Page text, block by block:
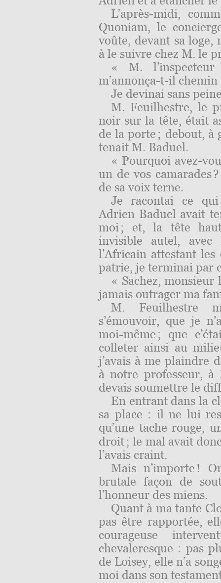
L’après-midi,
Quoniam, le
voûte, devant sa loge,
à le suivre chez M. le
« M.
m’annonça-t-il chemin
Je devinai sans
M. Feuilhestre, le
noir sur la tête, était
de la porte ; debout, à
tenait M. Baduel.
« Pourquoi avez-
un de vos camarades
de sa voix terne.
Je racontai ce qui
Adrien Baduel avait
moi ; et, la tête
invisible autel, avec
l’Africain attestant
patrie, je terminai par
« Sachez,
jamais outrager ma
M. Feuilhestre
s’émouvoir, que je
moi-même ; que
colleter ainsi au
j’avais à me plaindre
à notre professeur,
devais soumettre le
En entrant dans la
sa place : il ne lui
qu’une tache rouge,
droit ; le mal avait
l’avais craint.
Mais n’importe !
brutale façon de
l’honneur des miens.
Quant à ma tante
pas être rapportée,
courageuse
chevaleresque : pas
de Loisey, elle n’a
moi dans son